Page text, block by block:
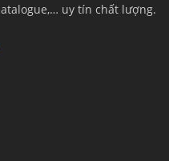
uy tín chất lượng.